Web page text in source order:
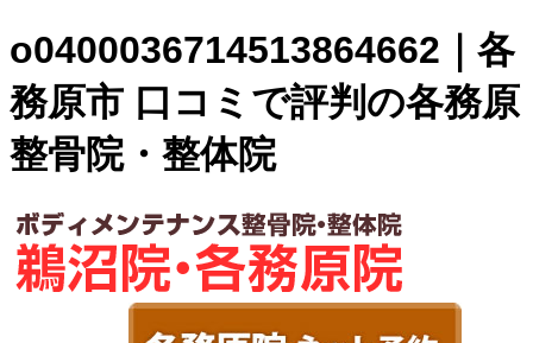
o0400036714513864662｜各
務原市 口コミで評判の各務原
整骨院・整体院